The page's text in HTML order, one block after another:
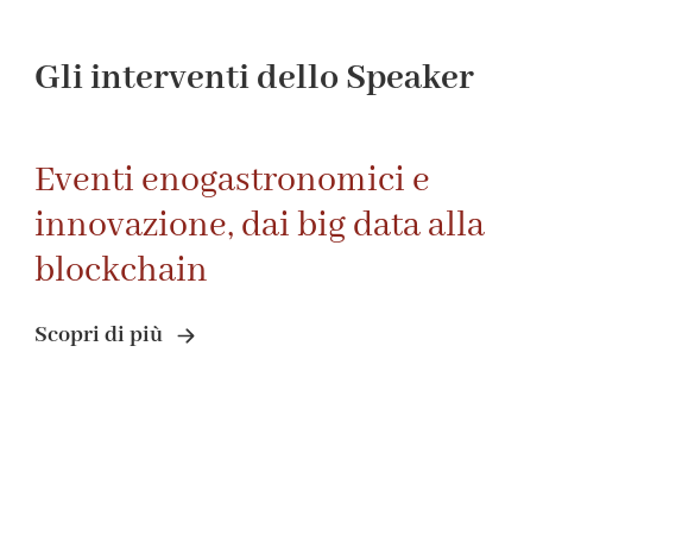
Gli interventi dello Speaker
Eventi enogastronomici e
innovazione, dai big data alla
blockchain
Scopri di più